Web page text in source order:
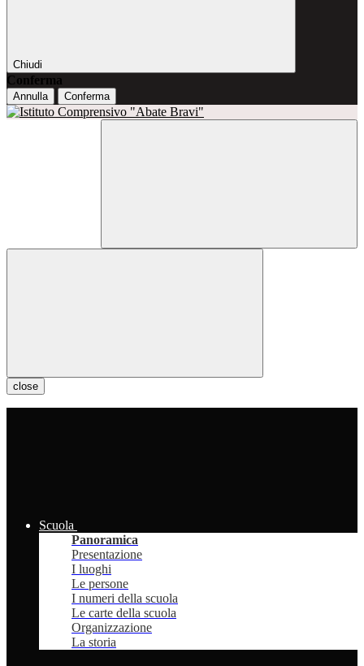
Chiudi
Conferma
Annulla Conferma
close
Scuola
Panoramica
Presentazione
I luoghi
Le persone
I numeri della scuola
Le carte della scuola
Organizzazione
La storia